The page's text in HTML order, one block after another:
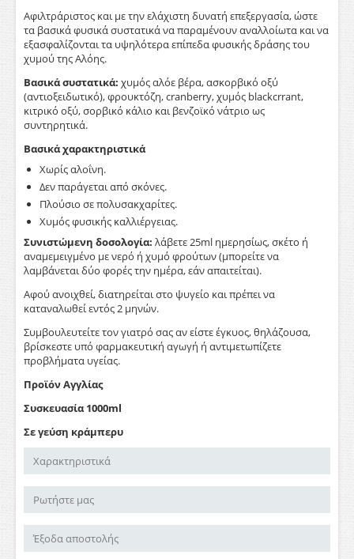
Αφιλτράριστος και με την ελάχιστη δυνατή επεξεργασία, ώστε
τα βασικά φυσικά συστατικά να παραμένουν αναλλοίωτα και να
εξασφαλίζονται τα υψηλότερα επίπεδα φυσικής δράσης του
χυμού της Αλόης.
Βασικά συστατικά: χυμός αλόε βέρα, ασκορβικό οξύ
(αντιοξειδωτικό), φρουκτόζη, cranberry, χυμός blackcrrant,
κιτρικό οξύ, σορβικό κάλιο και βενζοϊκό νάτριο ως
συντηρητικά.
Βασικά χαρακτηριστικά
Χωρίς αλοΐνη.
Δεν παράγεται από σκόνες.
Πλούσιο σε πολυσακχαρίτες.
Χυμός φυσικής καλλιέργειας.
Συνιστώμενη δοσολογία: λάβετε 25ml ημερησίως, σκέτο ή
αναμεμειγμένο με νερό ή χυμό φρούτων (μπορείτε να
λαμβάνεται δύο φορές την ημέρα, εάν απαιτείται).
Αφού ανοιχθεί, διατηρείται στο ψυγείο και πρέπει να
καταναλωθεί εντός 2 μηνών.
Συμβουλευτείτε τον γιατρό σας αν είστε έγκυος, θηλάζουσα,
βρίσκεστε υπό φαρμακευτική αγωγή ή αντιμετωπίζετε
προβλήματα υγείας.
Προϊόν Αγγλίας
Συσκευασία 1000ml
Σε γεύση κράμπερυ
Χαρακτηριστικά
Ρωτήστε μας
Έξοδα αποστολής